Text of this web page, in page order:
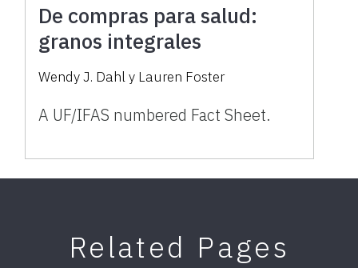
De compras para salud:
granos integrales
Wendy J. Dahl y Lauren Foster
A UF/IFAS numbered Fact Sheet.
Related Pages